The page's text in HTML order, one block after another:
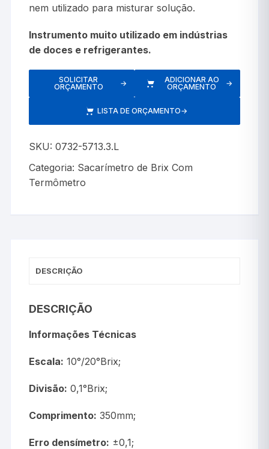
nem utilizado para misturar solução.
Instrumento muito utilizado em indústrias
de doces e refrigerantes.
SOLICITAR
ORÇAMENTO
→
ADICIONAR AO
ORÇAMENTO
→
LISTA DE ORÇAMENTO→
SKU:0732-5713.3.L
Categoria: Sacarímetro de Brix Com
Termômetro
DESCRIÇÃO
DESCRIÇÃO
Informações Técnicas
Escala: 10°/20°Brix;
Divisão: 0,1°Brix;
Comprimento: 350mm;
Erro densímetro: ±0,1;